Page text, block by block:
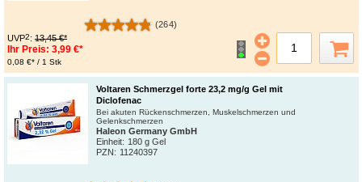
(264)
UVP2: 13,45 €*
Ihr Preis: 3,99 €*
0,08 €* / 1 Stk
Voltaren Schmerzgel forte 23,2 mg/g Gel mit
Diclofenac
Bei akuten Rückenschmerzen, Muskelschmerzen und
Gelenkschmerzen
Haleon Germany GmbH
Einheit: 180 g Gel
PZN: 11240397